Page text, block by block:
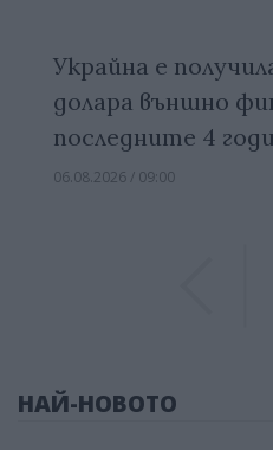
Украйна е
долара външно
последните 4
06.08.2026 / 09:00
НАЙ-НОВОТО